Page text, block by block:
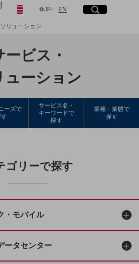
とは
トナー企業)
として
題の解決や
組みます
JP日本語
ENEnglishサイト内検索
開く
メニュー
開く
リューション
ービス・
ューション
ーズで
サービス名・
キーワードで
探す
業種・業態で
探す
ゴリーで探す
・モバイル
ータセンター